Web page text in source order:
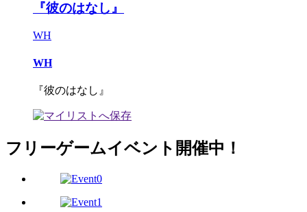
『彼のはなし』
WH
WH
『彼のはなし』
フリーゲームイベント開催中！